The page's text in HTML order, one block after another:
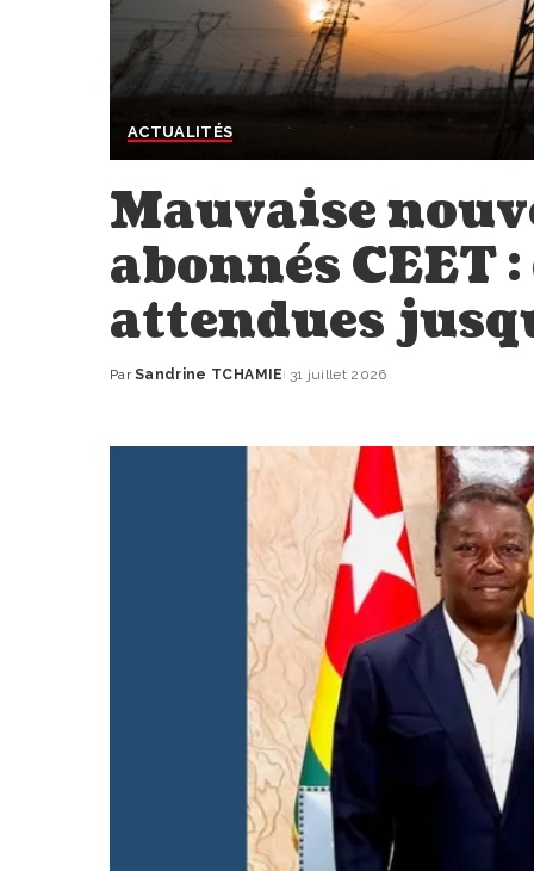
ACTUALITÉS
Mauvaise
abonnés CEET
attendues
Publié
Par Sandrine TCHAMIE 31 juillet 2026